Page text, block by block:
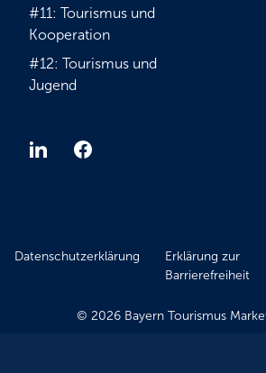
#11: Tourismus und
Kooperation
#12: Tourismus und
Jugend
Datenschutzerklärung
Erklärung zur
Barrierefreiheit
© 2026 Bayern Tourismus